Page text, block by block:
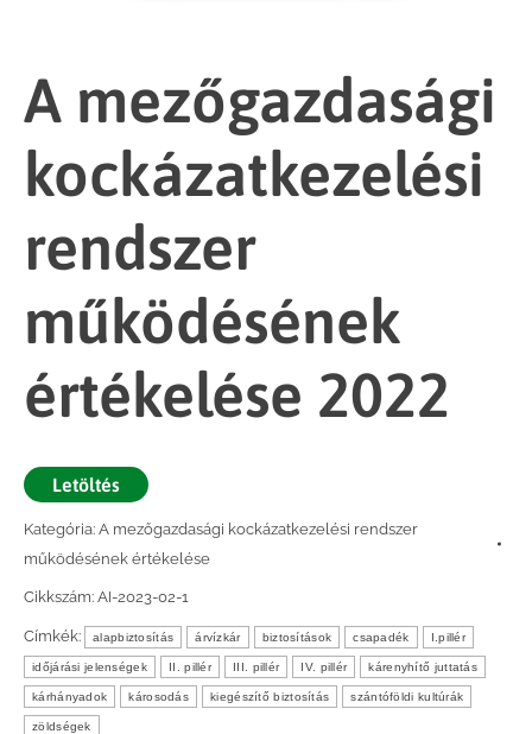
A mezőgazdasági
kockázatkezelési
rendszer
működésének
értékelése 2022
Letöltés
Kategória: A mezőgazdasági kockázatkezelési rendszer
működésének értékelése
Cikkszám: AI-2023-02-1
Címkék: alapbiztosítás árvízkár biztosítások csapadék I.pillér
időjárási jelenségek II. pillér III. pillér IV. pillér kárenyhítő juttatás
kárhányadok károsodás kiegészítő biztosítás szántóföldi kultúrák
zöldségek